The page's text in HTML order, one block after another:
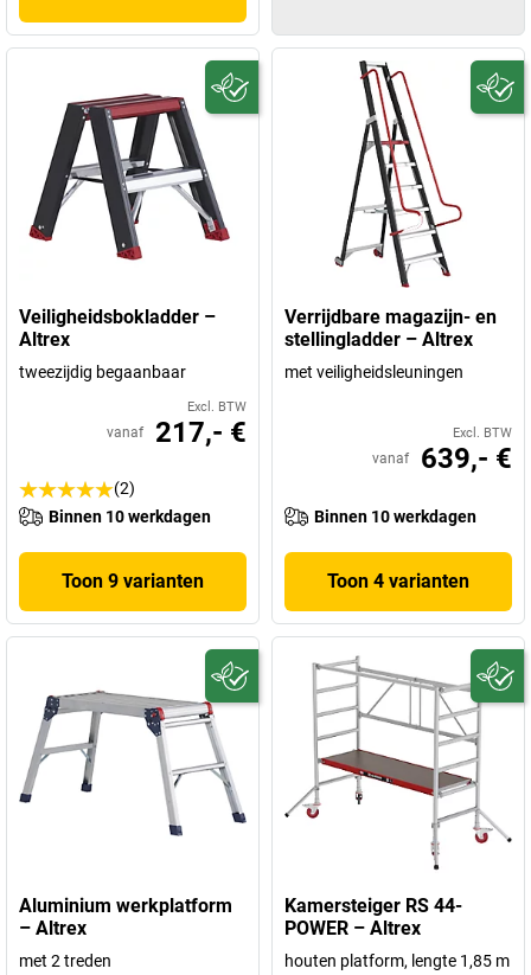
Veiligheidsbokladder –
Altrex
tweezijdig begaanbaar
Excl. BTW
vanaf 217,- €
(2)
Binnen 10 werkdagen
Toon 9 varianten
Verrijdbare magazijn- en
stellingladder – Altrex
met veiligheidsleuningen
Excl. BTW
vanaf 639,- €
Binnen 10 werkdagen
Toon 4 varianten
Aluminium werkplatform
– Altrex
met 2 treden
Kamersteiger RS 44-
POWER – Altrex
houten platform, lengte 1,85 m